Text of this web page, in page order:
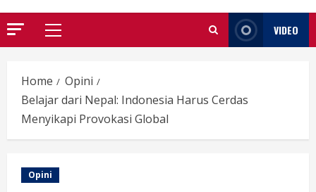
Primary
VIDEO
Home
Opini
Belajar dari Nepal: Indonesia Harus Cerdas
Menyikapi Provokasi Global
Opini